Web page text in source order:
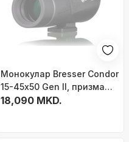
Монокулар Bresser Condor
15-45x50 Gen II, призма
BaK-4, црн
18,090 MKD.